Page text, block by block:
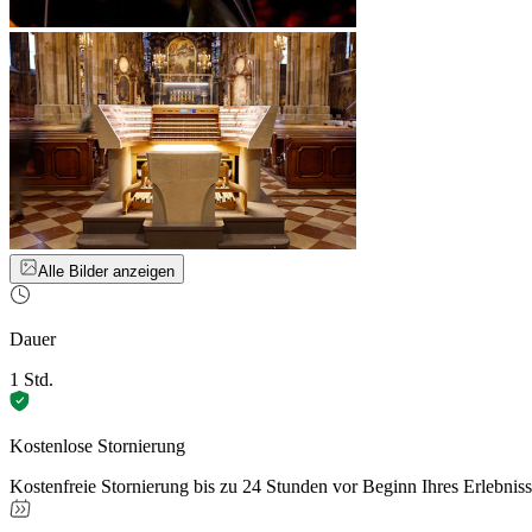
Alle Bilder anzeigen
Dauer
1 Std.
Kostenlose Stornierung
Kostenfreie Stornierung bis zu 24 Stunden vor Beginn Ihres